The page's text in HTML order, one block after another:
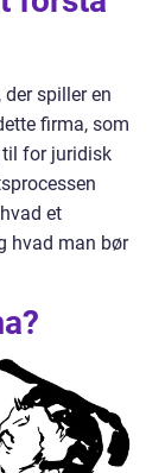
spiller en
firma, som
til for juridisk
et
hvad man bør